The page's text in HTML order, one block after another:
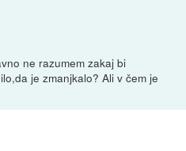
ne razumem zakaj bi
je zmanjkalo? Ali v čem je